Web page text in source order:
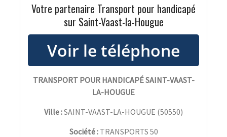
Votre partenaire Transport pour handicapé
sur Saint-Vaast-la-Hougue
TRANSPORT POUR HANDICAPÉ SAINT-VAAST-
LA-HOUGUE
Ville :SAINT-VAAST-LA-HOUGUE (50550)
Société : TRANSPORTS 50